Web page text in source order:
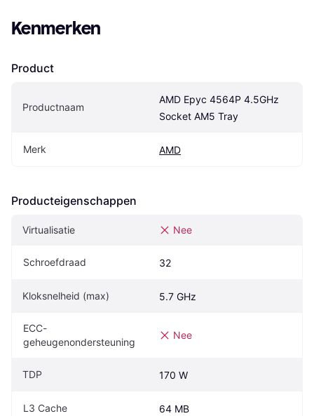
Kenmerken
Product
Productnaam
AMD Epyc 4564P 4.5GHz
Socket AM5 Tray
Merk AMD
Producteigenschappen
Virtualisatie Nee
Schroefdraad 32
Kloksnelheid (max) 5.7 GHz
ECC-
geheugenondersteuning
Nee
TDP 170 W
L3 Cache 64 MB